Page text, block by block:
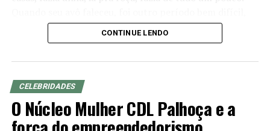
pois sua mãe sempre sofreu de depressão e tudo só se
agravou mais.
Ela conclui seu ensino médio a noite enquanto
trabalhava durante o dia e entrou na faculdade.
Ela decidiu fazer medicina veterinária, mesmo sabendo
que seria um desafio estudar em período integral sem
CONTINUE LENDO
CELEBRIDADES
O Núcleo Mulher CDL Palhoça e a